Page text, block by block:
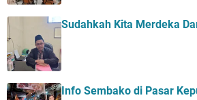
Sudahkah Kita Merdeka
Info Sembako di Pasar